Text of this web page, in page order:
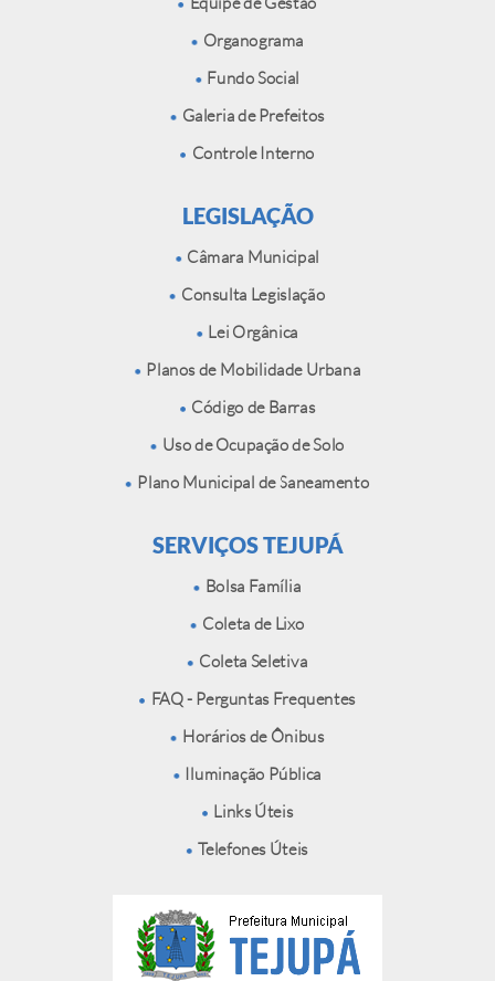
Organograma
Fundo Social
Galeria de Prefeitos
Controle Interno
LEGISLAÇÃO
Câmara Municipal
Consulta Legislação
Lei Orgânica
Planos de Mobilidade Urbana
Código de Barras
Uso de Ocupação de Solo
Plano Municipal de Saneamento
SERVIÇOS TEJUPÁ
Bolsa Família
Coleta de Lixo
Coleta Seletiva
FAQ - Perguntas Frequentes
Horários de Ônibus
Iluminação Pública
Links Úteis
Telefones Úteis